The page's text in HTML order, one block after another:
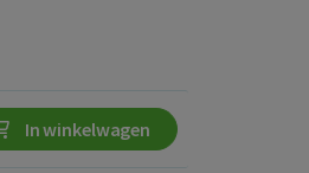
In winkelwagen